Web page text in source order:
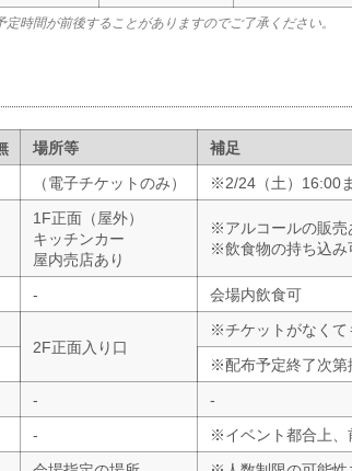
時間が前後することがありますのでご了承ください。
場所等
補足
（電子チケットのみ） ※2/24（土）16:00
1F正面（屋外）
キッチンカー
屋内売店あり
※アルコールの販売
※飲食物の持ち込み
-
会場内飲食可
2F正面入り口
※チケットがなくて
※配布予定終了次第
-
-
-
※イベント都合上、